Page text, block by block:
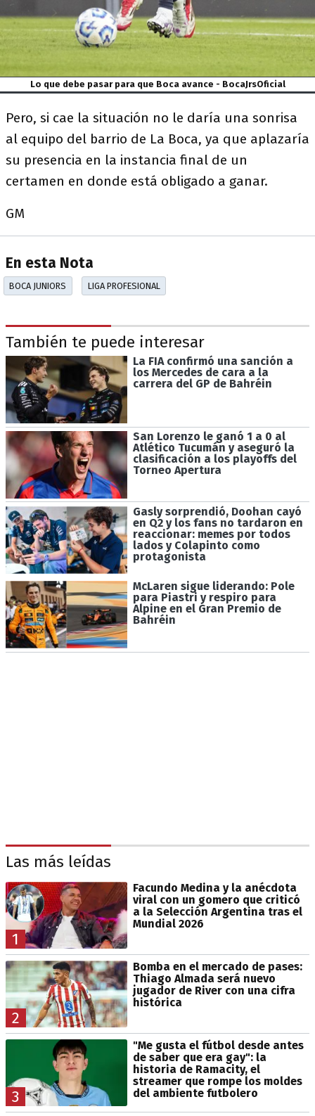
Lo que debe pasar para que Boca avance - BocaJrsOficial
Pero, si cae la situación no le daría una sonrisa
al equipo del barrio de La Boca, ya que aplazaría
su presencia en la instancia final de un
certamen en donde está obligado a ganar.
GM
En esta Nota
BOCA JUNIORS LIGA PROFESIONAL
También te puede interesar
La FIA confirmó una sanción a
los Mercedes de cara a la
carrera del GP de Bahréin
San Lorenzo le ganó 1 a 0 al
Atlético Tucumán y aseguró la
clasificación a los playoffs del
Torneo Apertura
Gasly sorprendió, Doohan cayó
en Q2 y los fans no tardaron en
reaccionar: memes por todos
lados y Colapinto como
protagonista
McLaren sigue liderando: Pole
para Piastri y respiro para
Alpine en el Gran Premio de
Bahréin
Las más leídas
1
Facundo Medina y la anécdota
viral con un gomero que criticó
a la Selección Argentina tras el
Mundial 2026
2
Bomba en el mercado de pases:
Thiago Almada será nuevo
jugador de River con una cifra
histórica
3
"Me gusta el fútbol desde antes
de saber que era gay": la
historia de Ramacity, el
streamer que rompe los moldes
del ambiente futbolero